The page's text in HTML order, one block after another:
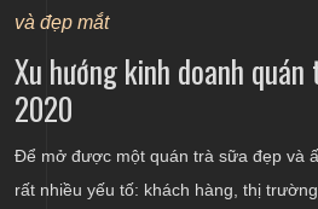
và đẹp mắt
Xu hướng kinh doanh
2020
Để mở được một quán trà sữa đẹp và
rất nhiều yếu tố: khách hàng, thị